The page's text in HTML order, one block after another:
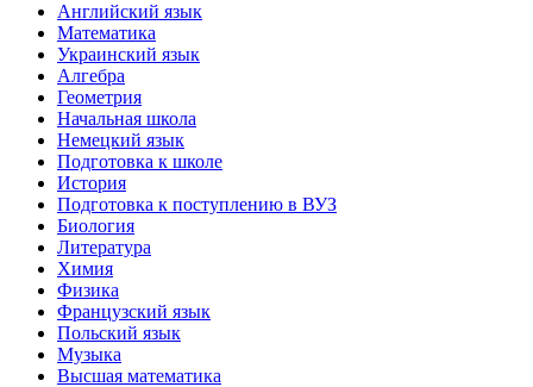
Английский язык
Математика
Украинский язык
Алгебра
Геометрия
Начальная школа
Немецкий язык
Подготовка к школе
История
Подготовка к поступлению в ВУЗ
Биология
Литература
Химия
Физика
Французский язык
Польский язык
Музыка
Высшая математика